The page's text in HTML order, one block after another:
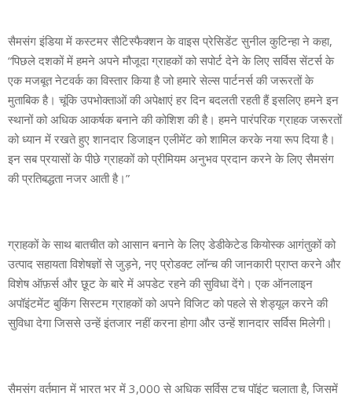
सैमसंग इंडिया में कस्‍टमर सैटिस्‍फैक्‍शन के वाइस प्रेसिडेंट सुनील कुटिन्हा ने कहा,
“पिछले दशकों में हमने अपने मौजूदा ग्राहकों को सपोर्ट देने के लिए सर्विस सेंटर्स के
एक मजबूत नेटवर्क का विस्तार किया है जो हमारे सेल्‍स पार्टनर्स की जरूरतों के
मुताबिक है। चूंकि उपभोक्ताओं की अपेक्षाएं हर दिन बदलती रहती हैं इसलिए हमने इन
स्थानों को अधिक आकर्षक बनाने की कोशिश की है। हमने पारंपरिक ग्राहक जरूरतों
को ध्यान में रखते हुए शानदार डिजाइन एलीमेंट को शामिल करके नया रूप दिया है।
इन सब प्रयासों के पीछे ग्राहकों को प्रीमियम अनुभव प्रदान करने के लिए सैमसंग
की प्रतिबद्धता नजर आती है।”
ग्राहकों के साथ बातचीत को आसान बनाने के लिए डेडीकेटेड कियोस्क आगंतुकों को
उत्पाद सहायता विशेषज्ञों से जुड़ने, नए प्रोडक्ट लॉन्च की जानकारी प्राप्त करने और
विशेष ऑफ़र्स और छूट के बारे में अपडेट रहने की सुविधा देंगे। एक ऑनलाइन
अपॉइंटमेंट बुकिंग सिस्टम ग्राहकों को अपने विजिट को पहले से शेड्यूल करने की
सुविधा देगा जिससे उन्‍हें इंतजार नहीं करना होगा और उन्‍हें शानदार सर्विस मिलेगी।
सैमसंग वर्तमान में भारत भर में 3,000 से अधिक सर्विस टच पॉइंट चलाता है, जिसमें